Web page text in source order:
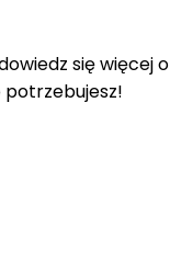
się więcej o
potrzebujesz!